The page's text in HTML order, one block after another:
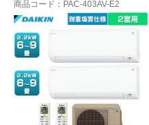
商品コード ：PAC-403AV-E2